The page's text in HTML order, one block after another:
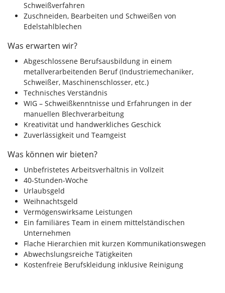
Schweißverfahren
Zuschneiden, Bearbeiten und Schweißen von
Edelstahlblechen
Was erwarten wir?
Abgeschlossene Berufsausbildung in einem
metallverarbeitenden Beruf (Industriemechaniker,
Schweißer, Maschinenschlosser, etc.)
Technisches Verständnis
WIG – Schweißkenntnisse und Erfahrungen in der
manuellen Blechverarbeitung
Kreativität und handwerkliches Geschick
Zuverlässigkeit und Teamgeist
Was können wir bieten?
Unbefristetes Arbeitsverhältnis in Vollzeit
40-Stunden-Woche
Urlaubsgeld
Weihnachtsgeld
Vermögenswirksame Leistungen
Ein familiäres Team in einem mittelständischen
Unternehmen
Flache Hierarchien mit kurzen Kommunikationswegen
Abwechslungsreiche Tätigkeiten
Kostenfreie Berufskleidung inklusive Reinigung